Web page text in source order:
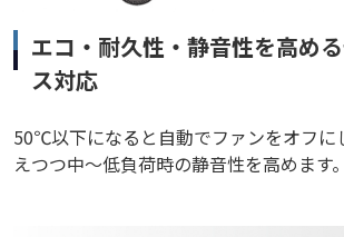
エコ・耐久性・静音性を高め
ス対応
50℃以下になると自動でファンをオフに
えつつ中～低負荷時の静音性を高めます。